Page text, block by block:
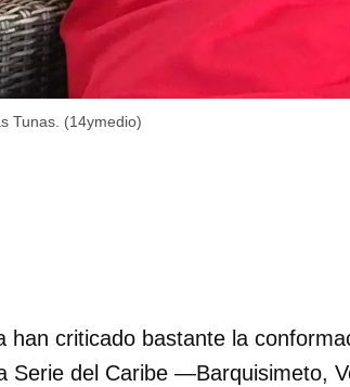
Tunas. (14ymedio)
han criticado bastante la
Serie del Caribe —Barquisimeto,